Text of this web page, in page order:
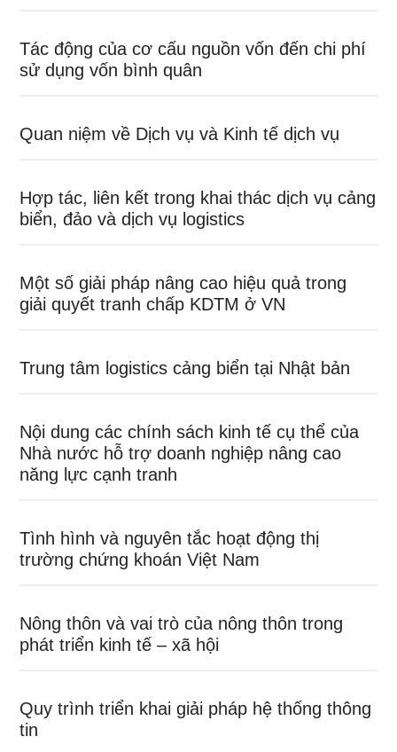
Tác động của cơ cấu nguồn vốn đến chi phí
sử dụng vốn bình quân
Quan niệm về Dịch vụ và Kinh tế dịch vụ
Hợp tác, liên kết trong khai thác dịch vụ cảng
biển, đảo và dịch vụ logistics
Một số giải pháp nâng cao hiệu quả trong
giải quyết tranh chấp KDTM ở VN
Trung tâm logistics cảng biển tại Nhật bản
Nội dung các chính sách kinh tế cụ thể của
Nhà nước hỗ trợ doanh nghiệp nâng cao
năng lực cạnh tranh
Tình hình và nguyên tắc hoạt động thị
trường chứng khoán Việt Nam
Nông thôn và vai trò của nông thôn trong
phát triển kinh tế – xã hội
Quy trình triển khai giải pháp hệ thống thông
tin